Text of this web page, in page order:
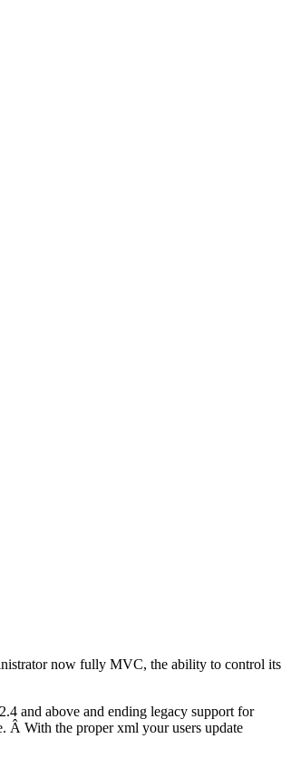
now fully MVC, the ability to control its
and above and ending legacy support for
Â With the proper xml your users update